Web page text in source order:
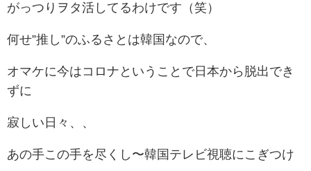
がっつりヲタ活してるわけです（笑）
何せ”推し”のふるさとは韓国なので、
オマケに今はコロナということで日本から脱出でき
ずに
寂しい日々、、
あの手この手を尽くし〜韓国テレビ視聴にこぎつけ